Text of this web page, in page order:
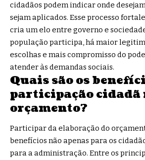
cidadãos podem indicar onde
sejam aplicados. Esse processo
cria um elo entre governo e
população participa, há maior
escolhas e mais compromisso do
atender às demandas sociais.
Quais são os
participação cidadã
orçamento?
Participar da elaboração do
benefícios não apenas para os
para a administração. Entre os